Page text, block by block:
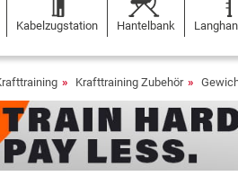
Kabelzugstation Hantelbank
Krafttraining Zubehör